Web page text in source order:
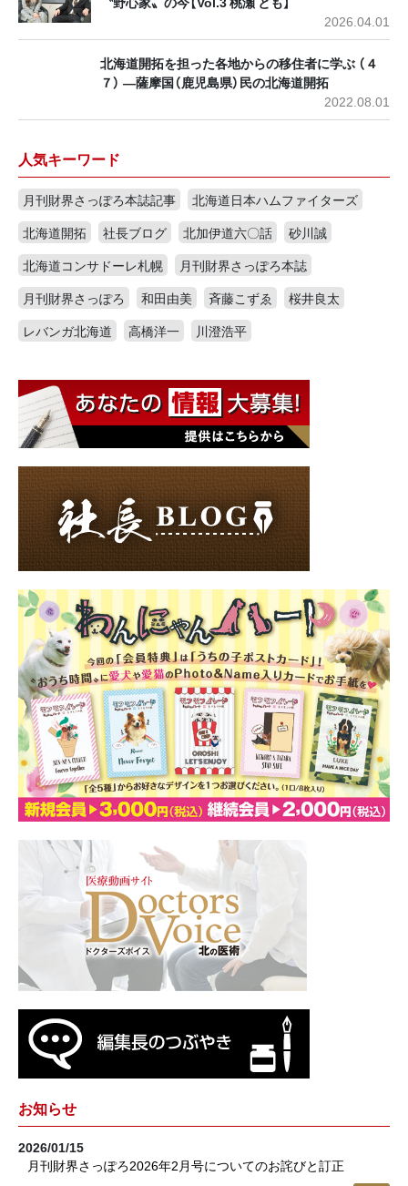
2026.04.01
北海道開拓を担った各地からの移住者に学ぶ （４
７） ―薩摩国（鹿児島県）民の北海道開拓
2022.08.01
人気キーワード
月刊財界さっぽろ本誌記事
北海道日本ハムファイターズ
北海道開拓
社長ブログ 北加伊道六〇話
砂川誠
北海道コンサドーレ札幌
月刊財界さっぽろ本誌
月刊財界さっぽろ
和田由美 斉藤こずゑ
桜井良太
レバンガ北海道
高橋洋一 川澄浩平
お知らせ
2026/01/15
月刊財界さっぽろ2026年2月号についてのお詫びと訂正